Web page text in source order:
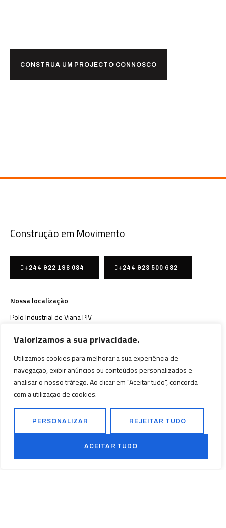
Valorizamos a sua privacidade.
Utilizamos cookies para melhorar a sua experiência de
navegação, exibir anúncios ou conteúdos personalizados e
analisar o nosso tráfego. Ao clicar em "Aceitar tudo", concorda
com a utilização de cookies.
PERSONALIZAR REJEITAR TUDO
ACEITAR TUDO
CONSTRUA UM PROJECTO CONNOSCO
Construção em Movimento
+244 922 198 084 +244 923 500 682
Nossa localização
Polo Industrial de Viana PIV
Angola.
+244 922 198 084
+244 923 500 682
geral@tefna.com
Serviços
Obras Industriais
Sobre Nós
Sobre Nós
Serviços